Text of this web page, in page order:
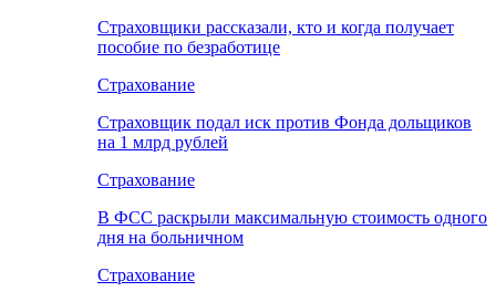
Страховщики рассказали, кто и когда получает
пособие по безработице
Страхование
Страховщик подал иск против Фонда дольщиков
на 1 млрд рублей
Страхование
В ФСС раскрыли максимальную стоимость одного
дня на больничном
Страхование